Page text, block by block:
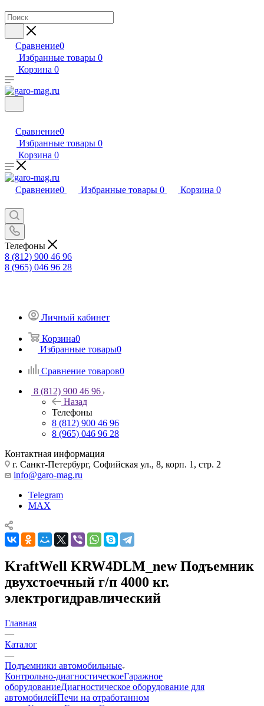
Сравнение0
Избранные товары 0
Корзина 0
Сравнение0
Избранные товары 0
Корзина 0
Сравнение0 Избранные товары 0 Корзина 0
Телефоны
8 (812) 900 46 96
8 (965) 046 96 28
Личный кабинет
Корзина0
Избранные товары0
Сравнение товаров0
8 (812) 900 46 96
Назад
Телефоны
8 (812) 900 46 96
8 (965) 046 96 28
Контактная информация
г. Санкт-Петербург, Софийская ул., 8, корп. 1, стр. 2
info@garo-mag.ru
Telegram
MAX
KraftWell KRW4DLM_new Подъемник
двухстоечный г/п 4000 кг.
электрогидравлический
Главная
—
Каталог
—
Подъемники автомобильные
Контрольно-диагностическоеГаражное
оборудованиеДиагностическое оборудование для
автомобилейПечи на отработанном